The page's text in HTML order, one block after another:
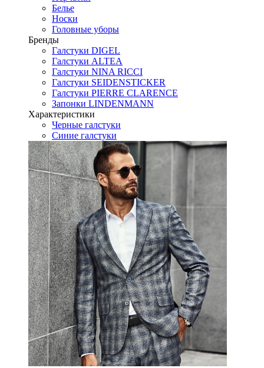
Белье
Носки
Головные уборы
Бренды
Галстуки DIGEL
Галстуки ALTEA
Галстуки NINA RICCI
Галстуки SEIDENSTICKER
Галстуки PIERRE CLARENCE
Запонки LINDENMANN
Характеристики
Черные галстуки
Синие галстуки